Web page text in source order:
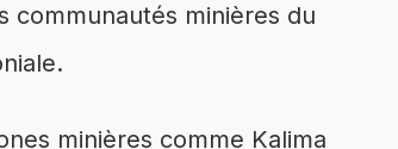
communautés minières du
minières comme Kalima